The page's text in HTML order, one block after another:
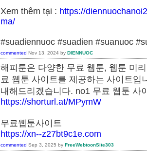
Xem thêm tại : https://
ma/
#suadiennuoc #suadien #suanuoc
commented Nov 13, 2024 by DIENNUOC
해피툰은 다양한 무료 웹툰, 웹툰 미
료 웹툰 사이트를 제공하는 사이트
내해드리겠습니다. no1 무료 웹
https://shorturl.at/MPymW
무료웹툰사이트
https://xn--z27bt9c1e.com
commented Sep 3, 2025 by FreeWebtoonSite303